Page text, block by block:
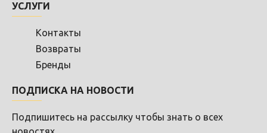
УСЛУГИ
Контакты
Возвраты
Бренды
ПОДПИСКА НА НОВОСТИ
Подпишитесь на рассылку чтобы знать о всех